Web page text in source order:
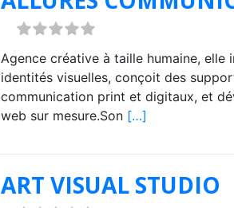
Agence créative à taille humaine, elle
identités visuelles, conçoit des
communication print et digitaux, et
web sur mesure.Son […]
ART VISUAL STUDIO